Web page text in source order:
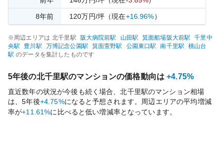
8年前 120万円/坪 （現在+16.96%）
※周辺エリアは 北千里 駅 阪大病院前駅 山田駅 箕面船場阪大前駅
千里中
央駅 豊川駅 万博記念公園駅 箕面萱野駅 公園東口駅 南千里駅
桃山台
駅 のデータを集計したものです
5年後の北千里駅のマンションの価格動向は +4.75%
直近数年の状況が今後も続く場合、北千里駅のマンション相場
は、5年後+4.75%になると予想されます。周辺エリアの平均増減
率が+11.61%に比べると低い増減率となっています。